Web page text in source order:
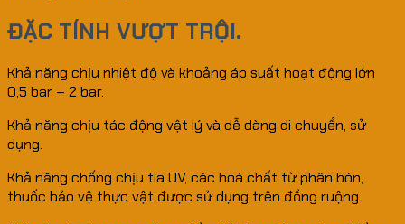
ĐẶC TÍNH VƯỢT TRỘI.
Khả năng chịu nhiệt độ và khoảng áp suất hoạt động lớn
0,5 bar – 2 bar.
Khả năng chịu tác động vật lý và dễ dàng di chuyển, sử
dụng.
Khả năng chống chịu tia UV, các hoá chất từ phân bón,
thuốc bảo vệ thực vật được sử dụng trên đồng ruộng.